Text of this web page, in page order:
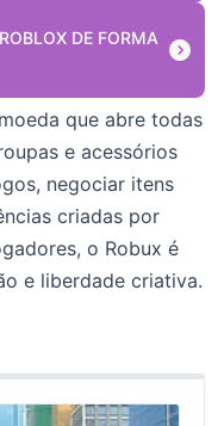
DE FORMA
que abre todas
e acessórios
negociar itens
criadas por
o Robux é
e liberdade criativa.